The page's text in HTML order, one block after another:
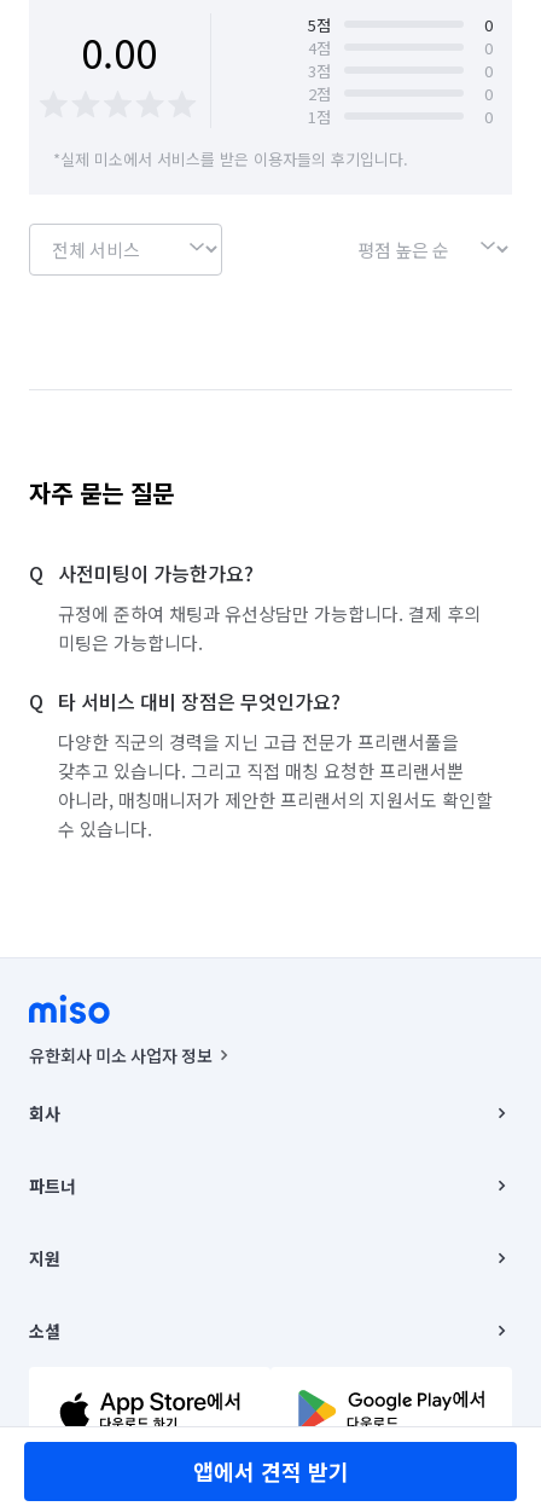
0.00 5점
0
4점
0
3점
0
2점
0
1점
0
*실제 미소에서 서비스를 받은 이용자들의 후기입니다.
자주 묻는 질문
사전미팅이 가능한가요?
규정에 준하여 채팅과 유선상담만 가능합니다. 결제 후의
미팅은 가능합니다.
타 서비스 대비 장점은 무엇인가요?
다양한 직군의 경력을 지닌 고급 전문가 프리랜서풀을
갖추고 있습니다. 그리고 직접 매칭 요청한 프리랜서뿐
아니라, 매칭매니저가 제안한 프리랜서의 지원서도 확인할
수 있습니다.
앱에서 견적 받기
유한회사 미소 사업자 정보
00019 |
주소 | 본사: 서울특별시 종로구 율곡로 6(중학동, 트윈트리빌딩) B동 5층
컨택센터 : 서울특별시 종로구 수송동 율곡로 24, 7층, 8층 미소
상품, 상품정보, 거래에 관한 의무와 책임은 거래당사자에게 있습니다.
언론 보도 관련 문의:
© 유한회사 미소. Miso, Inc. All Rights Reserved.
회사
채용
파트너
이사
지원
이용약관
문의하기
소셜
유튜브